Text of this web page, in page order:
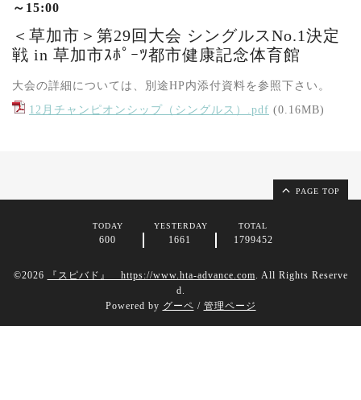
～15:00
＜草加市＞第29回大会 シングルスNo.1決定
戦 in 草加市ｽﾎﾟｰﾂ都市健康記念体育館
大会の詳細については、別途HP内添付資料を参照下さい。
12月チャンピオンシップ（シングルス）.pdf (0.16MB)
PAGE TOP
TODAY
600
YESTERDAY
1661
TOTAL
1799452
©2026 『スピバド』 https://www.hta-advance.com. All Rights Reserve
d.
Powered by グーペ / 管理ページ